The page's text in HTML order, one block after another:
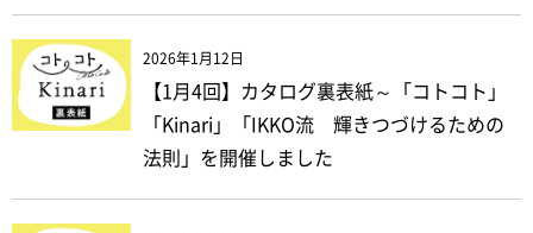
2026年1月12日
【1月4回】カタログ裏表紙～「コトコト」
「Kinari」「IKKO流 輝きつづけるための
法則」を開催しました